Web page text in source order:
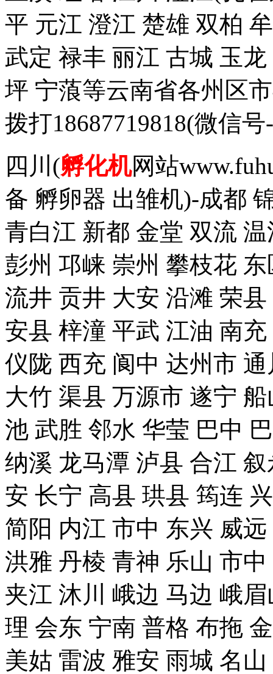
平 元江 澄江 楚雄 双柏
武定 禄丰 丽江 古城 玉
坪 宁蒗等云南省各州区
拨打18687719818(微信
四川(孵化机网站
备 孵卵器 出雏机)-成都
青白江 新都 金堂 双流
彭州 邛崃 崇州 攀枝花
流井 贡井 大安 沿滩 荣
安县 梓潼 平武 江油 南
仪陇 西充 阆中 达州市
大竹 渠县 万源市 遂宁
池 武胜 邻水 华莹 巴中
纳溪 龙马潭 泸县 合江
安 长宁 高县 珙县 筠连
简阳 内江 市中 东兴 威
洪雅 丹棱 青神 乐山 市
夹江 沐川 峨边 马边 峨
理 会东 宁南 普格 布拖
美姑 雷波 雅安 雨城 名